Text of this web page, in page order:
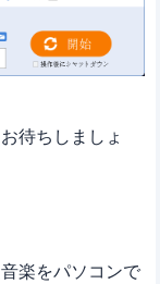
待ちしましょ
楽をパソコンで